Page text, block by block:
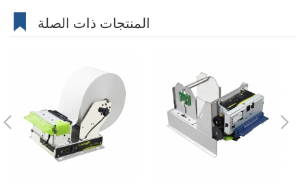
المنتجات ذات الصلة